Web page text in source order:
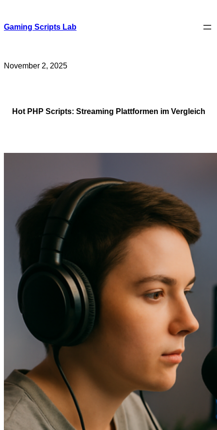
content
Gaming Scripts Lab
November 2, 2025
Hot PHP Scripts: Streaming Plattformen im Vergleich